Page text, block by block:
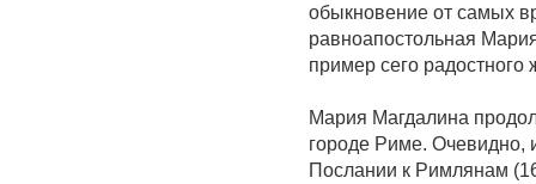
обыкновение от самых
равноапостольная
пример сего
Мария Магдалина
городе Риме. Очевидно,
Послании к Римлянам